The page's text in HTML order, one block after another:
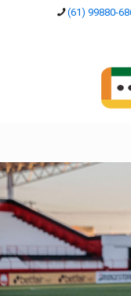
(61) 99880-